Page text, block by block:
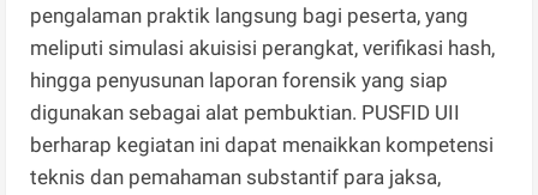
pengalaman praktik langsung bagi peserta, yang
meliputi simulasi akuisisi perangkat, verifikasi hash,
hingga penyusunan laporan forensik yang siap
digunakan sebagai alat pembuktian. PUSFID UII
berharap kegiatan ini dapat menaikkan kompetensi
teknis dan pemahaman substantif para jaksa,